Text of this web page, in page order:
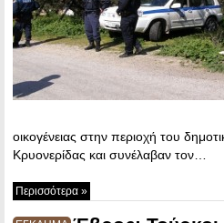
οικογένειας στην περιοχή του
Κρυονερίδας και συνέλαβαν τον…
Περισσότερα »